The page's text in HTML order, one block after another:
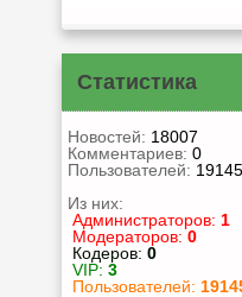
Статистика
Новостей: 18007
Комментариев: 0
Пользователей:
Из них:
Администраторов: 1
Модераторов: 0
Кодеров: 0
VIP: 3
Пользователей: